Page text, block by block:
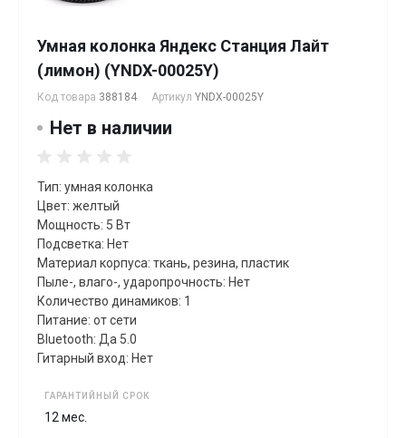
Умная колонка Яндекс Станция Лайт
(лимон) (YNDX-00025Y)
Код товара 388184 Артикул YNDX-00025Y
Нет в наличии
Тип: умная колонка
Цвет: желтый
Мощность: 5 Вт
Подсветка: Нет
Материал корпуса: ткань, резина, пластик
Пыле-, влаго-, ударопрочность: Нет
Количество динамиков: 1
Питание: от сети
Bluetooth: Да 5.0
Гитарный вход: Нет
ГАРАНТИЙНЫЙ СРОК
12 мес.